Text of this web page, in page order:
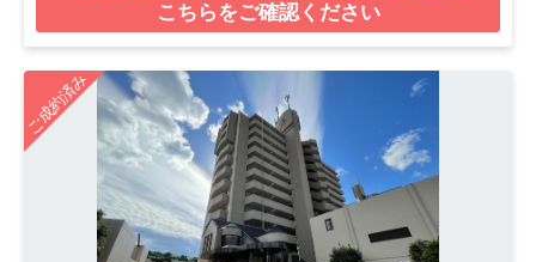
こちらをご確認ください
ご成約済み